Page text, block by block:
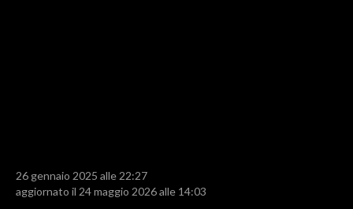
RISULTATI E CLASSIFICHE
26 gennaio 2025 alle 22:27
aggiornato il 24 maggio 2026 alle 14:03